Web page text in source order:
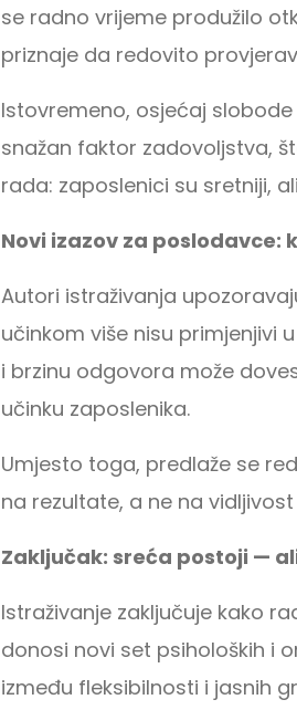
se radno vrijeme produžilo
priznaje da redovito
Istovremeno, osjećaj
snažan faktor zadovoljstva,
rada: zaposlenici su sretniji,
Novi izazov za
Autori istraživanja
učinkom više nisu primjenjivi
i brzinu odgovora može
učinku zaposlenika.
Umjesto toga, predlaže se
na rezultate, a ne na
Zaključak: sreća postoji —
Istraživanje zaključuje kako
donosi novi set psiholoških i
između fleksibilnosti i jasnih